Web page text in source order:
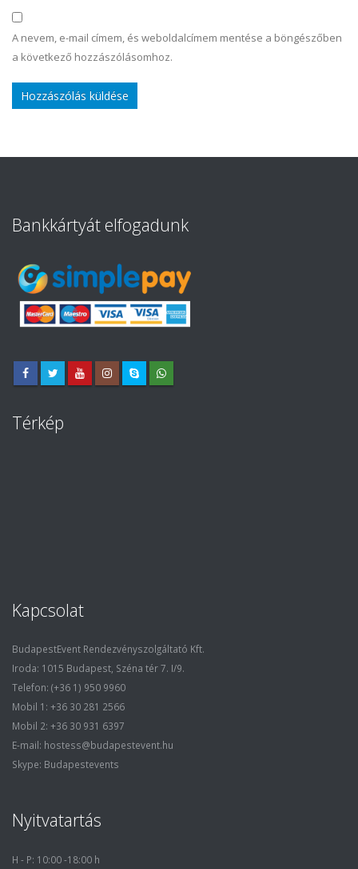
A nevem, e-mail címem, és weboldalcímem mentése a böngészőben
a következő hozzászólásomhoz.
Bankkártyát elfogadunk
Térkép
Kapcsolat
BudapestEvent Rendezvényszolgáltató Kft.
Iroda: 1015 Budapest, Széna tér 7. I/9.
Telefon: (+36 1) 950 9960
Mobil 1: +36 30 281 2566
Mobil 2: +36 30 931 6397
E-mail: hostess@budapestevent.hu
Skype: Budapestevents
Nyitvatartás
H - P: 10:00 -18:00 h